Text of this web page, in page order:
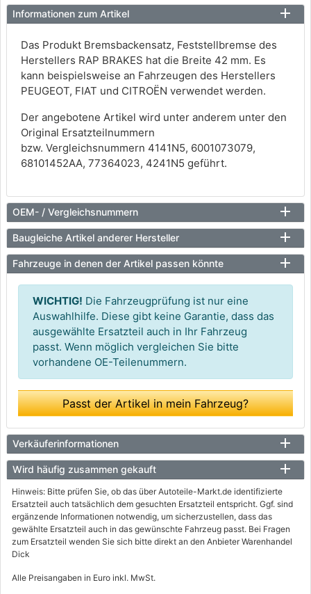
Informationen zum Artikel
Das Produkt Bremsbackensatz, Feststellbremse des
Herstellers RAP BRAKES hat die Breite 42 mm. Es
kann beispielsweise an Fahrzeugen des Herstellers
PEUGEOT, FIAT und CITROËN verwendet werden.
Der angebotene Artikel wird unter anderem unter den
Original Ersatzteilnummern
bzw. Vergleichsnummern 4141N5, 6001073079,
68101452AA, 77364023, 4241N5 geführt.
OEM- / Vergleichsnummern
Baugleiche Artikel anderer Hersteller
Fahrzeuge in denen der Artikel passen könnte
WICHTIG! Die Fahrzeugprüfung ist nur eine
Auswahlhilfe. Diese gibt keine Garantie, dass das
ausgewählte Ersatzteil auch in Ihr Fahrzeug
passt. Wenn möglich vergleichen Sie bitte
vorhandene OE-Teilenummern.
Passt der Artikel in mein Fahrzeug?
Verkäuferinformationen
Wird häufig zusammen gekauft
Hinweis: Bitte prüfen Sie, ob das über Autoteile-Markt.de identifizierte
Ersatzteil auch tatsächlich dem gesuchten Ersatzteil entspricht. Ggf. sind
ergänzende Informationen notwendig, um sicherzustellen, dass das
gewählte Ersatzteil auch in das gewünschte Fahrzeug passt. Bei Fragen
zum Ersatzteil wenden Sie sich bitte direkt an den Anbieter Warenhandel
Dick
Alle Preisangaben in Euro inkl. MwSt.